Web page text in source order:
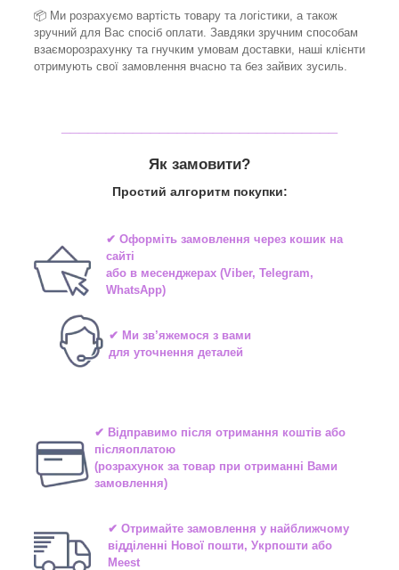
📦 Ми розрахуємо вартість товару та логістики, а також
зручний для Вас спосіб оплати. Завдяки зручним способам
взаєморозрахунку та гнучким умовам доставки, наші клієнти
отримують свої замовлення вчасно та без зайвих зусиль.
Як замовити?
Простий алгоритм покупки:
✔ Оформіть замовлення через кошик на
сайті
або в месенджерах(Viber, Telegram,
WhatsApp)
✔ Ми зв’яжемося з вами
для уточнення деталей
✔ Відправимо після отримання коштів або
післяоплатою
(розрахунок за товар при отриманні Вами
замовлення)
✔ Отримайте замовлення у найближчому
відділенні Нової пошти, Укрпошти або
Meest